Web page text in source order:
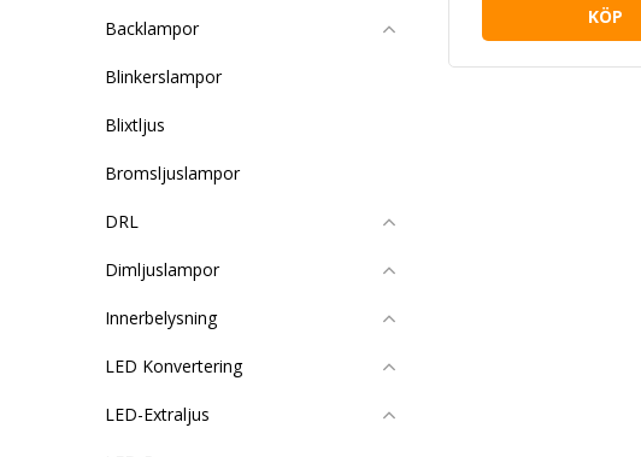
Backlampor
Blinkerslampor
Blixtljus
Bromsljuslampor
DRL
Dimljuslampor
Innerbelysning
LED Konvertering
LED-Extraljus
KÖP